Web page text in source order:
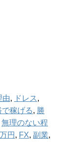
由, ドレス ,
で稼げる, 勝
無理のない程
円 , FX, 副業,